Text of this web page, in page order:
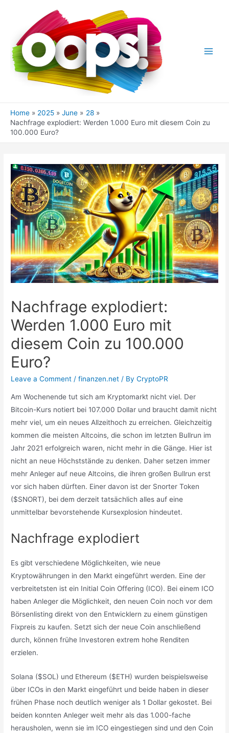
Home 2025 June
28
Nachfrage explodiert: Werden 1.000 Euro mit diesem Coin zu
100.000 Euro?
Nachfrage explodiert:
Werden 1.000 Euro mit
diesem Coin zu 100.000
Euro?
Leave a Comment /finanzen.net / ByCryptoPR
Am Wochenende tut sich am Kryptomarkt nicht viel. Der
Bitcoin-Kurs notiert bei 107.000 Dollar und braucht damit nicht
mehr viel, um ein neues Allzeithoch zu erreichen. Gleichzeitig
kommen die meisten Altcoins, die schon im letzten Bullrun im
Jahr 2021 erfolgreich waren, nicht mehr in die Gänge. Hier ist
nicht an neue Höchststände zu denken. Daher setzen immer
mehr Anleger auf neue Altcoins, die ihren großen Bullrun erst
vor sich haben dürften. Einer davon ist der Snorter Token
($SNORT), bei dem derzeit tatsächlich alles auf eine
unmittelbar bevorstehende Kursexplosion hindeutet.
Nachfrage explodiert
Es gibt verschiedene Möglichkeiten, wie neue
Kryptowährungen in den Markt eingeführt werden. Eine der
verbreitetsten ist ein Initial Coin Offering (ICO). Bei einem ICO
haben Anleger die Möglichkeit, den neuen Coin noch vor dem
Börsenlisting direkt von den Entwicklern zu einem günstigen
Fixpreis zu kaufen. Setzt sich der neue Coin anschließend
durch, können frühe Investoren extrem hohe Renditen
erzielen.
Solana ($SOL) und Ethereum ($ETH) wurden beispielsweise
über ICOs in den Markt eingeführt und beide haben in dieser
frühen Phase noch deutlich weniger als 1 Dollar gekostet. Bei
beiden konnten Anleger weit mehr als das 1.000-fache
herausholen, wenn sie im ICO eingestiegen sind und den Coin